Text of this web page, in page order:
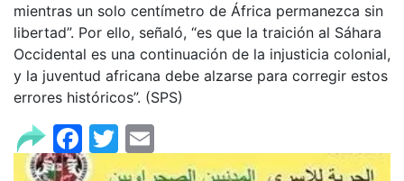
mientras un solo centímetro de África permanezca sin
libertad”. Por ello, señaló, “es que la traición al Sáhara
Occidental es una continuación de la injusticia colonial,
y la juventud africana debe alzarse para corregir estos
errores históricos”. (SPS)
Facebook
Twitter